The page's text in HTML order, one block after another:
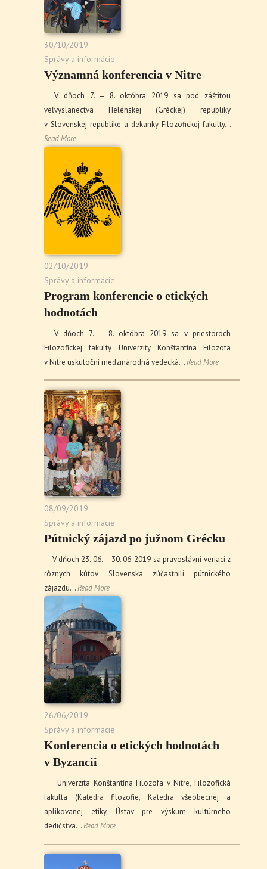
30/10/2019
Správy a informácie
Významná konferencia v Nitre
V dňoch 7. – 8. októbra 2019 sa pod záštitou
veľvyslanectva Helénskej (Gréckej) republiky
v Slovenskej republike a dekanky Filozofickej fakulty…
Read More
02/10/2019
Správy a informácie
Program konferencie o etických
hodnotách
V dňoch 7. – 8. októbra 2019 sa v priestoroch
Filozofickej fakulty Univerzity Konštantína Filozofa
v Nitre uskutoční medzinárodná vedecká…Read More
08/09/2019
Správy a informácie
Pútnický zájazd po južnom Grécku
V dňoch 23. 06. – 30. 06. 2019 sa pravoslávni veriaci z
rôznych kútov Slovenska zúčastnili pútnického
zájazdu…Read More
26/06/2019
Správy a informácie
Konferencia o etických hodnotách
v Byzancii
Univerzita Konštantína Filozofa v Nitre, Filozofická
fakulta (Katedra filozofie, Katedra všeobecnej a
aplikovanej etiky, Ústav pre výskum kultúrneho
dedičstva…Read More